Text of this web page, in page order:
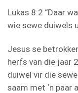
Lukas 8:2 “Daar
wie sewe duiwels
Jesus se
herfs van die jaar
duiwel vir die
saam met ‘n paar